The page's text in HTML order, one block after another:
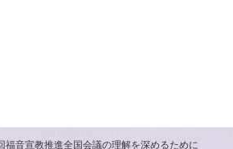
福音宣教推進全国会議の理解を深めるために